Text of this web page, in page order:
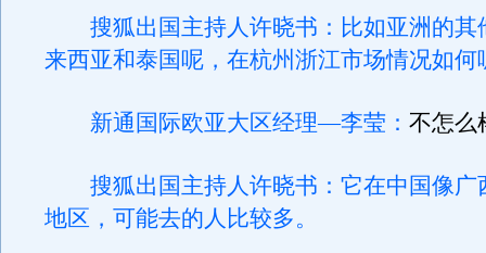
搜狐出国主持人许晓书：比如亚洲的其
来西亚和泰国呢，在杭州浙江市场情况如何
新通国际欧亚大区经理—李莹： 不怎么
搜狐出国主持人许晓书：它在中国像广
地区，可能去的人比较多。